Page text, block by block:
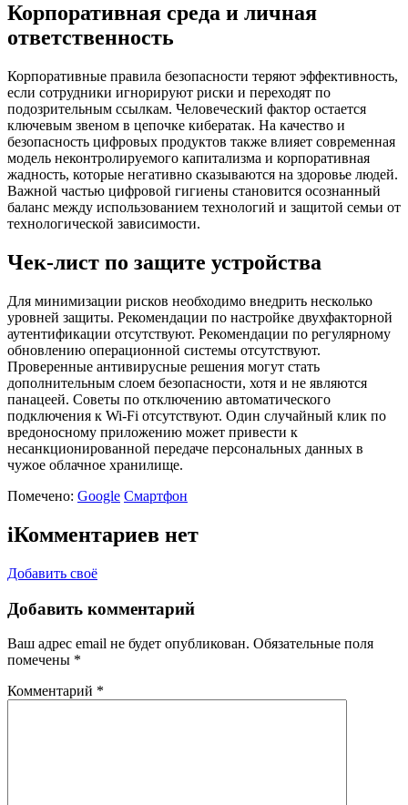
Корпоративная среда и личная
ответственность
Корпоративные правила безопасности теряют эффективность,
если сотрудники игнорируют риски и переходят по
подозрительным ссылкам. Человеческий фактор остается
ключевым звеном в цепочке кибератак. На качество и
безопасность цифровых продуктов также влияет современная
модель неконтролируемого капитализма и корпоративная
жадность, которые негативно сказываются на здоровье людей.
Важной частью цифровой гигиены становится осознанный
баланс между использованием технологий и защитой семьи от
технологической зависимости.
Чек-лист по защите устройства
Для минимизации рисков необходимо внедрить несколько
уровней защиты. Рекомендации по настройке двухфакторной
аутентификации отсутствуют. Рекомендации по регулярному
обновлению операционной системы отсутствуют.
Проверенные антивирусные решения могут стать
дополнительным слоем безопасности, хотя и не являются
панацеей. Советы по отключению автоматического
подключения к Wi-Fi отсутствуют. Один случайный клик по
вредоносному приложению может привести к
несанкционированной передаче персональных данных в
чужое облачное хранилище.
Помечено: Google Смартфон
iКомментариев нет
Добавить своё
Добавить комментарий
Ваш адрес email не будет опубликован. Обязательные поля
помечены *
Комментарий *